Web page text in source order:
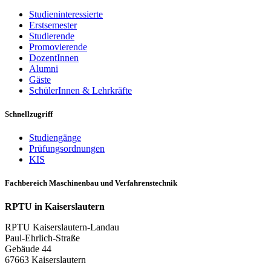
Studieninteressierte
Erstsemester
Studierende
Promovierende
DozentInnen
Alumni
Gäste
SchülerInnen & Lehrkräfte
Schnellzugriff
Studiengänge
Prüfungsordnungen
KIS
Fachbereich Maschinenbau und Verfahrenstechnik
RPTU in Kaiserslautern
RPTU Kaiserslautern-Landau
Paul-Ehrlich-Straße
Gebäude 44
67663 Kaiserslautern